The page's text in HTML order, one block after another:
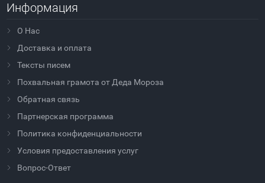
Информация
О Нас
Доставка и оплата
Тексты писем
Похвальная грамота от Деда Мороза
Обратная связь
Партнерская программа
Политика конфиденциальности
Условия предоставления услуг
Вопрос-Ответ